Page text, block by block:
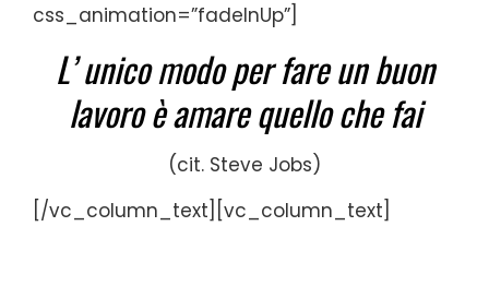
css_animation=”fadeInUp”]
L’ unico modo per fare un buon
lavoro è amare quello che fai
(cit. Steve Jobs)
[/vc_column_text][vc_column_text]